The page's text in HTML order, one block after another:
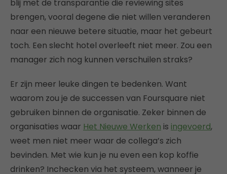
blij met de transparantie die reviewing sites
brengen, vooral degene die niet willen veranderen
naar een nieuwe betere situatie, maar het gebeurt
toch. Een slecht hotel overleeft niet meer. Zou een
manager zich nog kunnen verschuilen straks?
Er zijn meer leuke dingen te bedenken. Want
waarom zou je de successen van Foursquare niet
gebruiken binnen de organisatie. Zeker binnen de
organisaties waar Het Nieuwe Werken is ingevoerd,
weet men niet meer waar de collega’s zich
bevinden. Met wie kun je nu even een kop koffie
drinken? Inchecken via het systeem, wanneer je